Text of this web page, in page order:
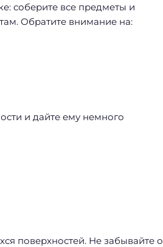
соберите все предметы и
Обратите внимание на:
и дайте ему немного
поверхностей. Не забывайте о